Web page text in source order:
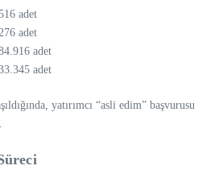
adet
adet
adet
adet
yatırımcı “asli edim” başvurusu